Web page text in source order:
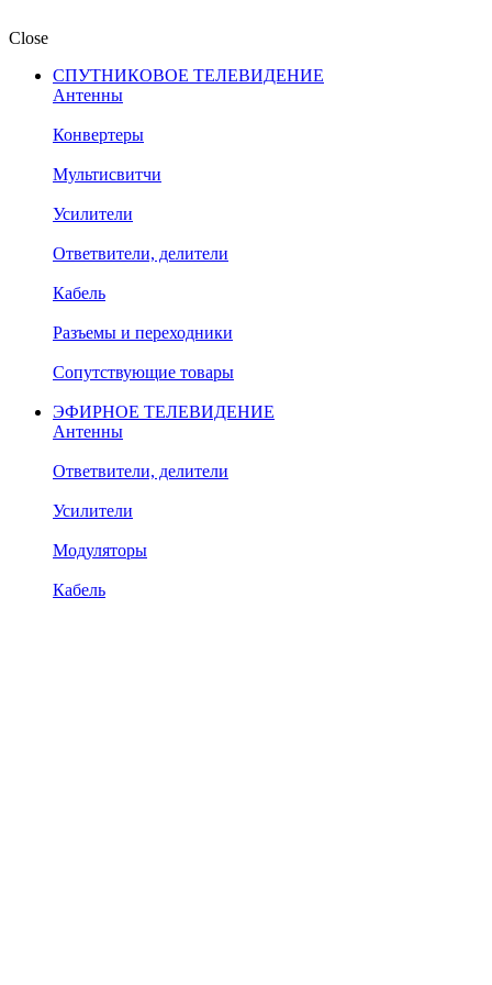
Close
СПУТНИКОВОЕ ТЕЛЕВИДЕНИЕ
Антенны
Конвертеры
Мультисвитчи
Усилители
Ответвители, делители
Кабель
Разъемы и переходники
Сопутствующие товары
ЭФИРНОЕ ТЕЛЕВИДЕНИЕ
Антенны
Ответвители, делители
Усилители
Модуляторы
Кабель